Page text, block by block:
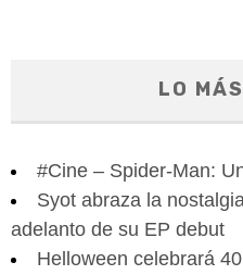
LO
#Cine – Spider-Man:
Syot abraza la
adelanto de su EP debut
Helloween celebrará